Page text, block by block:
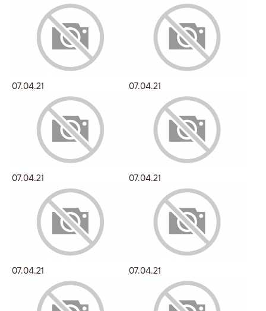
07.04.21 07.04.21
07.04.21 07.04.21
07.04.21 07.04.21